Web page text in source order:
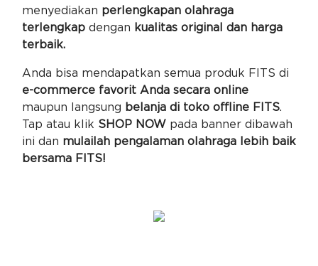
menyediakan perlengkapan olahraga
terlengkapdengan kualitas original dan harga
terbaik.
Anda bisa mendapatkan semua produk FITS di
e-commerce favorit Anda secara online
maupun langsung belanja di toko offline FITS.
Tap atau klik SHOP NOW pada banner dibawah
ini dan mulailah pengalaman olahraga lebih baik
bersama FITS!